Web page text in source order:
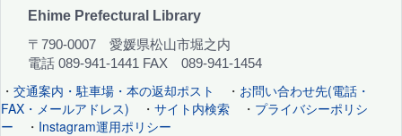
Ehime Prefectural Library
〒790-0007 愛媛県松山市堀之内
電話 089-941-1441 FAX 089-941-1454
・ 交通案内・駐車場・本の返却ポスト ・ お問い合わせ先(電話・
FAX・メールアドレス) ・ サイト内検索 ・ プライバシーポリシ
ー ・ Instagram運用ポリシー